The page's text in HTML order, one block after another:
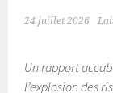
24 juillet 2026
Un rapport
l’explosion des